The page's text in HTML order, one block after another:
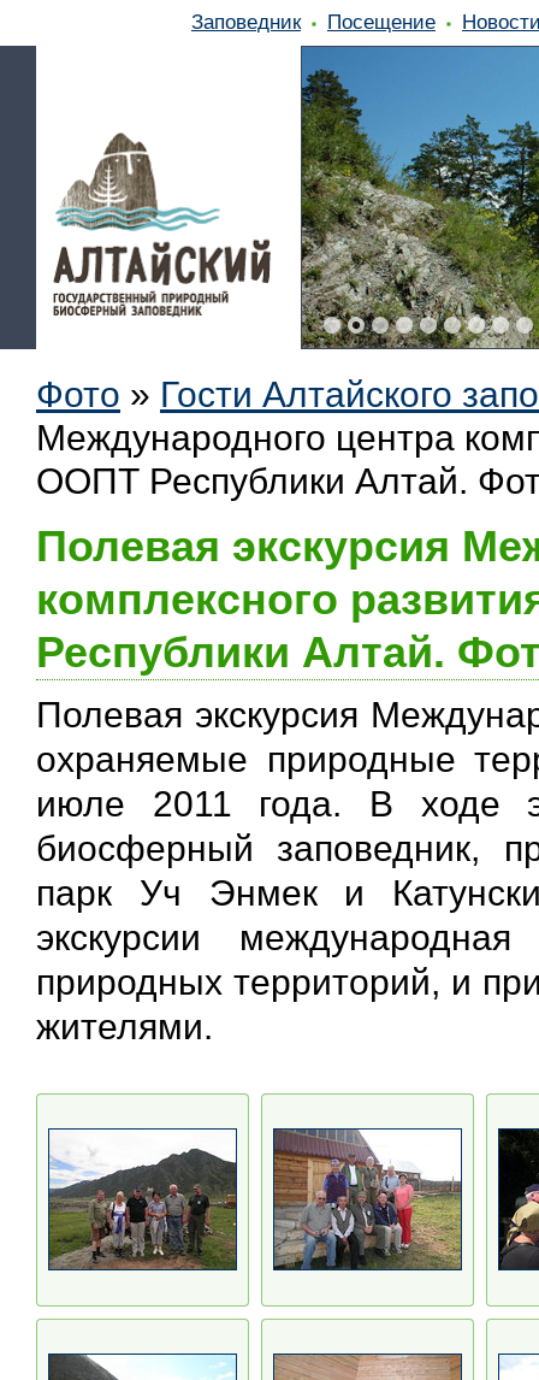
Заповедник Посещение
Фото » Гости Алтайского
Международного центра
ООПТ Республики Алтай.
Полевая экскурсия
комплексного
Республики Алтай.
Полевая экскурсия
охраняемые природные
июле 2011 года. В ходе
биосферный заповедник,
парк Уч Энмек и
экскурсии
природных территорий, и
жителями.